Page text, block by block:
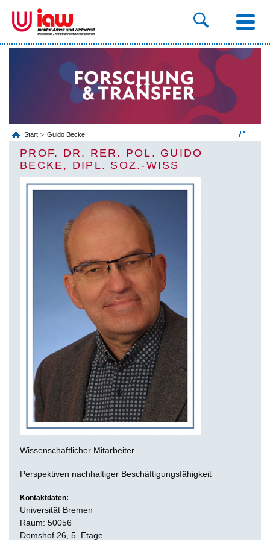
Start Guido Becke
PROF. DR. RER. POL. GUIDO
BECKE, DIPL. SOZ.-WISS
Wissenschaftlicher Mitarbeiter
Perspektiven nachhaltiger Beschäftigungsfähigkeit
Kontaktdaten:
Universität Bremen
Raum: 50056
Domshof 26, 5. Etage